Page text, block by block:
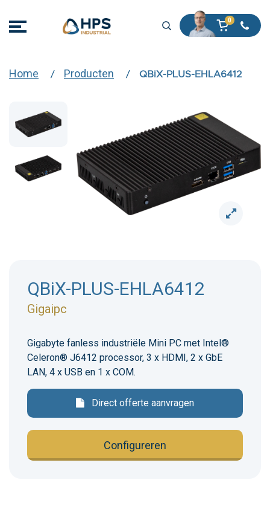
Home Producten QBiX-PLUS-EHLA6412
QBiX-PLUS-EHLA6412
Gigaipc
Gigabyte fanless industriële Mini PC met Intel®
Celeron® J6412 processor, 3 x HDMI, 2 x GbE
LAN, 4 x USB en 1 x COM.
Direct offerte aanvragen
Configureren